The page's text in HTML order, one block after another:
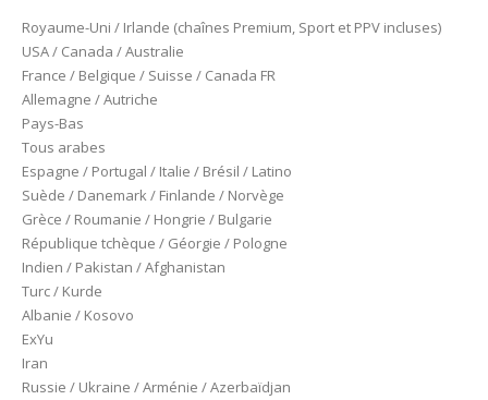
Royaume-Uni / Irlande (chaînes Premium, Sport et PPV incluses)
USA / Canada / Australie
France / Belgique / Suisse / Canada FR
Allemagne / Autriche
Pays-Bas
Tous arabes
Espagne / Portugal / Italie / Brésil / Latino
Suède / Danemark / Finlande / Norvège
Grèce / Roumanie / Hongrie / Bulgarie
République tchèque / Géorgie / Pologne
Indien / Pakistan / Afghanistan
Turc / Kurde
Albanie / Kosovo
ExYu
Iran
Russie / Ukraine / Arménie / Azerbaïdjan